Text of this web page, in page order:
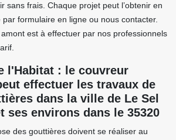
sans frais. Chaque projet peut l’obtenir en
formulaire en ligne ou nous contacter.
est à effectuer par nos professionnels
l'Habitat : le couvreur
effectuer les travaux de
dans la ville de Le Sel
ses environs dans le 35320
des gouttières doivent se réaliser au